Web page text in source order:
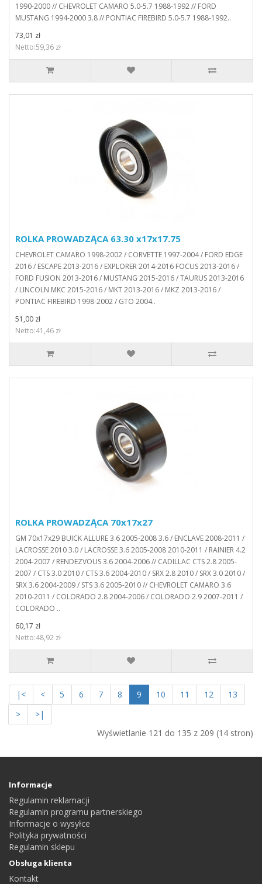
1990-2000 // CHEVROLET CAMARO 5.0-5.7 1988-1992 // FORD
MUSTANG 1994-2000 3.8 // PONTIAC FIREBIRD 5.0-5.7 1988-1992..
73,01 zł
Netto:59,36 zł
ROLKA PROWADZĄCA 63.30 x17x17.75
CHEVROLET CAMARO 1998-2002 / CORVETTE 1997-2004 / FORD EDGE
2016 / ESCAPE 2013-2016 / EXPLORER 2014-2016 FOCUS 2013-2016 /
FORD FUSION 2013-2016 / MUSTANG 2015-2016 / TAURUS 2013-2016
/ LINCOLN MKC 2015-2016 / MKT 2013-2016 / MKZ 2013-2016 /
PONTIAC FIREBIRD 1998-2002 / GTO 2004..
51,00 zł
Netto:41,46 zł
ROLKA PROWADZĄCA 70x17x27
GM 70x17x29 BUICK ALLURE 3.6 2005-2008 3.6 / ENCLAVE 2008-2011 /
LACROSSE 2010 3.0 / LACROSSE 3.6 2005-2008 2010-2011 / RAINIER 4.2
2004-2007 / RENDEZVOUS 3.6 2004-2006 // CADILLAC CTS 2.8 2005-
2007 / CTS 3.0 2010 / CTS 3.6 2004-2010 / SRX 2.8 2010 / SRX 3.0 2010 /
SRX 3.6 2004-2009 / STS 3.6 2005-2010 // CHEVROLET CAMARO 3.6
2010-2011 / COLORADO 2.8 2004-2006 / COLORADO 2.9 2007-2011 /
COLORADO ..
60,17 zł
Netto:48,92 zł
|< < 5 6 7 8 9 10 11 12
13
>
>|
Wyświetlanie 121 do 135 z 209 (14 stron)
Informacje
Regulamin reklamacji
Regulamin programu partnerskiego
Informacje o wysyłce
Polityka prywatności
Regulamin sklepu
Obsługa klienta
Kontakt